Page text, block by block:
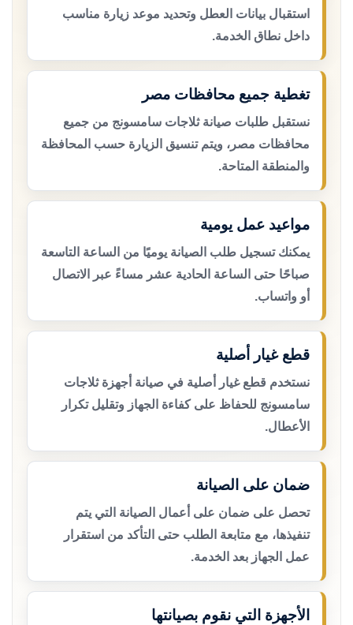
استقبال بيانات العطل وتحديد موعد زيارة مناسب
داخل نطاق الخدمة.
تغطية جميع محافظات مصر
نستقبل طلبات صيانة ثلاجات سامسونج من جميع
محافظات مصر، ويتم تنسيق الزيارة حسب المحافظة
والمنطقة المتاحة.
مواعيد عمل يومية
يمكنك تسجيل طلب الصيانة يوميًا من الساعة التاسعة
صباحًا حتى الساعة الحادية عشر مساءً عبر الاتصال
أو واتساب.
قطع غيار أصلية
نستخدم قطع غيار أصلية في صيانة أجهزة ثلاجات
سامسونج للحفاظ على كفاءة الجهاز وتقليل تكرار
الأعطال.
ضمان على الصيانة
تحصل على ضمان على أعمال الصيانة التي يتم
تنفيذها، مع متابعة الطلب حتى التأكد من استقرار
عمل الجهاز بعد الخدمة.
الأجهزة التي نقوم بصيانتها